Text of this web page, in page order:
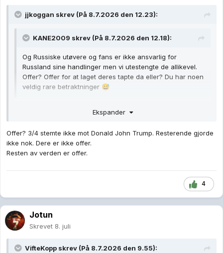
jjkoggan skrev (På 8.7.2026 den 12.23):
KANE2009 skrev (På 8.7.2026 den 12.18):
Og Russiske utøvere og fans er ikke ansvarlig for
Russland sine handlinger men vi utestengte de allikevel.
Offer? Offer for at laget deres tapte da eller? Du har noen
veldig rare betraktninger 😅
Offer for forakten mot «fansen og spillere» som du selv
Ekspander
Offer? 3/4 stemte ikke mot Donald John Trump. Resterende gjorde
ikke nok. Dere er ikke offer.
Resten av verden er offer.
4
Jotun
Skrevet 8. juli
VifteKopp skrev (På 8.7.2026 den 9.55):